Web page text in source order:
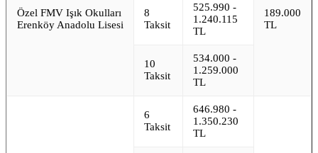
Özel FMV Işık Okulları
Erenköy Anadolu Lisesi
189.000
TL
8
Taksit
525.990 -
1.240.115
TL
10
Taksit
534.000 -
1.259.000
TL
6
Taksit
646.980 -
1.350.230
TL